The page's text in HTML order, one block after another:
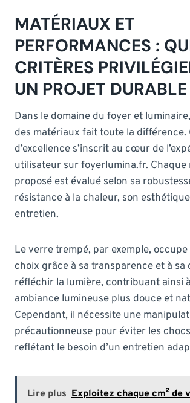
MATÉRIAUX ET
PERFORMANCES :
CRITÈRES
UN PROJET
Dans le domaine du foyer et
des matériaux fait toute la différence.
d’excellence s’inscrit au cœur de
utilisateur sur foyerlumina.fr. Chaque
proposé est évalué selon sa
résistance à la chaleur, son
entretien.
Le verre trempé, par exemple,
choix grâce à sa transparence et à sa
réfléchir la lumière, contribuant ainsi
ambiance lumineuse plus douce et
Cependant, il nécessite une
précautionneuse pour éviter les
reflétant le besoin d’un entretien
Lire plus Exploitez chaque cm² de